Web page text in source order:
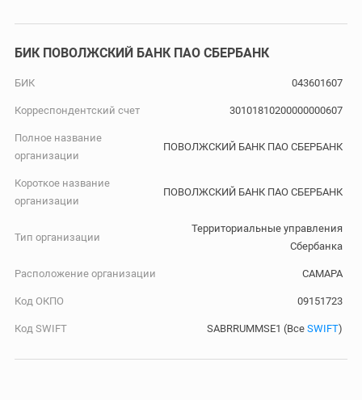
БИК ПОВОЛЖСКИЙ БАНК ПАО СБЕРБАНК
БИК 043601607
Корреспондентский счет 30101810200000000607
Полное название
организации
ПОВОЛЖСКИЙ БАНК ПАО СБЕРБАНК
Короткое название
организации
ПОВОЛЖСКИЙ БАНК ПАО СБЕРБАНК
Тип организации
Территориальные управления
Сбербанка
Расположение организации САМАРА
Код ОКПО 09151723
Код SWIFT SABRRUMMSE1 (Все SWIFT)